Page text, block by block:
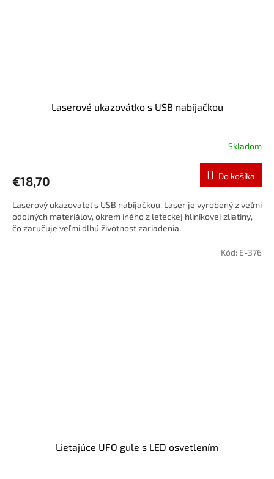
Laserové ukazovátko s USB nabíjačkou
Skladom
€18,70 Do košíka
Laserový ukazovateľ s USB nabíjačkou. Laser je vyrobený z veľmi
odolných materiálov, okrem iného z leteckej hliníkovej zliatiny,
čo zaručuje veľmi dlhú životnosť zariadenia.
Lietajúce UFO gule s LED osvetlením
Kód: E-376